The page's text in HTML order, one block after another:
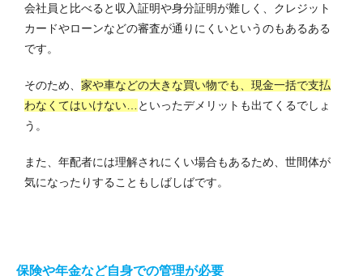
会社員と比べると収入証明や身分証明が難しく、クレジット
カードやローンなどの審査が通りにくいというのもあるある
です。
そのため、 家や車などの大きな買い物でも、現金一括で支払
わなくてはいけない…
といったデメリットも出てくるでしょ
う。
また、年配者には理解されにくい場合もあるため、世間体が
気になったりすることもしばしばです。
保険や年金など自身での管理が必要